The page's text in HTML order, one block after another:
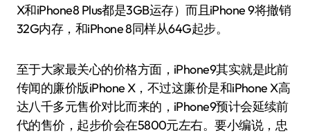
X和iPhone8 Plus都是3GB运存）而且iPhone 9将撤销
32G内存，和iPhone 8同样从64G起步。
至于大家最关心的价格方面，iPhone9其实就是此前
传闻的廉价版iPhone X，不过这廉价是和iPhone X高
达八千多元售价对比而来的，iPhone9预计会延续前
代的售价，起步价会在5800元左右。要小编说，忠